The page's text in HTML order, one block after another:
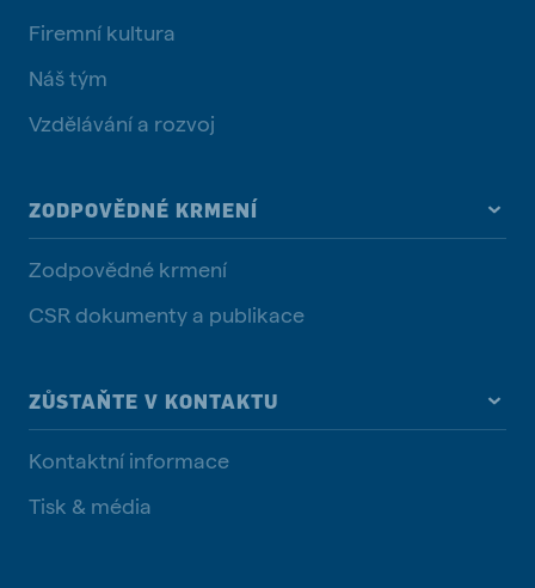
Firemní kultura
Náš tým
Vzdělávání a rozvoj
ZODPOVĚDNÉ KRMENÍ
Zodpovědné krmení
CSR dokumenty a publikace
ZŮSTAŇTE V KONTAKTU
Kontaktní informace
Tisk & média